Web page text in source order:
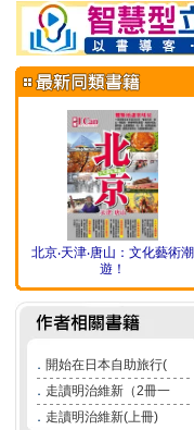
北京‧天津‧唐山：文化藝術潮
遊！
． 開始在日本自助旅行(
． 走讀明治維新（2冊一
． 走讀明治維新(上冊)